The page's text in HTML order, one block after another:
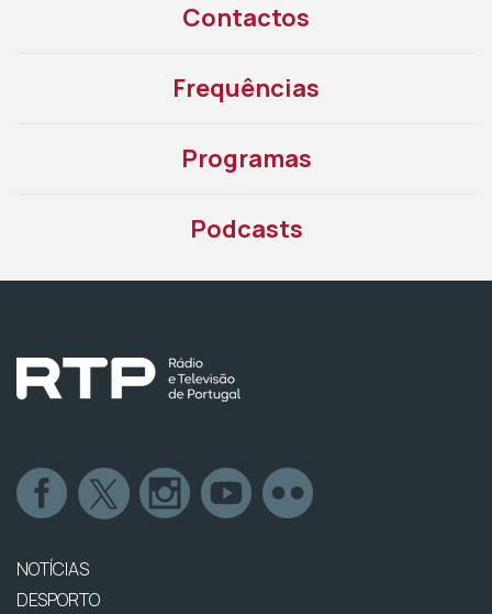
Contactos
Frequências
Programas
Podcasts
NOTÍCIAS
DESPORTO